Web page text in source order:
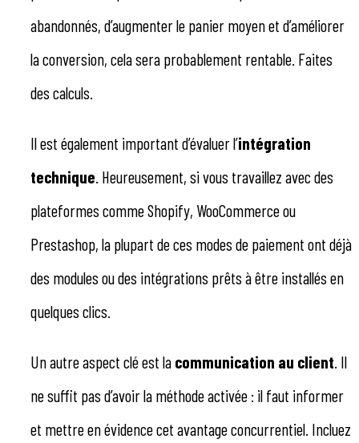
abandonnés, d’augmenter le panier moyen et d’améliorer
la conversion, cela sera probablement rentable. Faites
des calculs.
Il est également important d’évaluer l’intégration
technique. Heureusement, si vous travaillez avec des
plateformes comme Shopify, WooCommerce ou
Prestashop, la plupart de ces modes de paiement ont déjà
des modules ou des intégrations prêts à être installés en
quelques clics.
Un autre aspect clé est la communication au client. Il
ne suffit pas d’avoir la méthode activée : il faut informer
et mettre en évidence cet avantage concurrentiel. Incluez